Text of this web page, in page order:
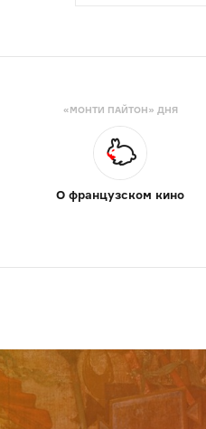
«МОНТИ ПАЙТОН» ДНЯ
О французском кино